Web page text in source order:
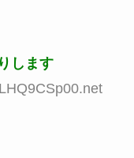
します